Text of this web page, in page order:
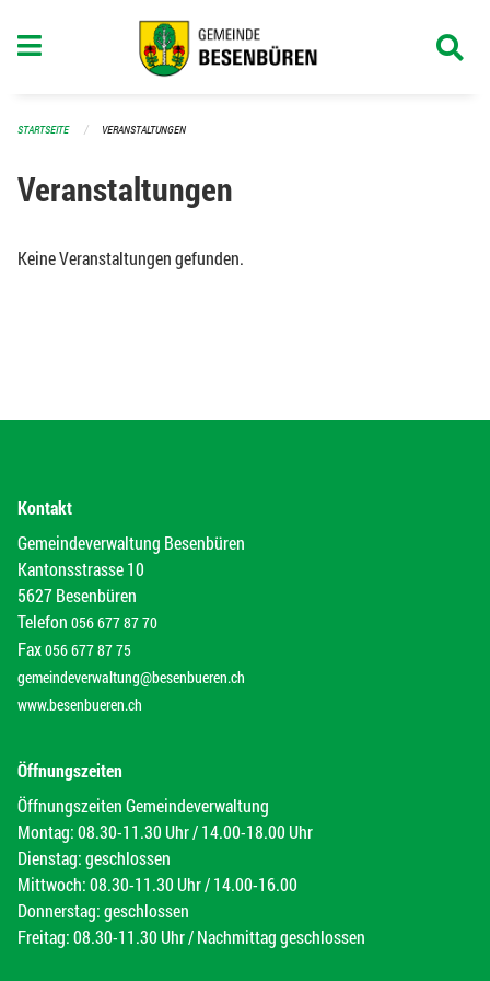
STARTSEITE VERANSTALTUNGEN
Veranstaltungen
Keine Veranstaltungen gefunden.
Kontakt
Gemeindeverwaltung Besenbüren
Kantonsstrasse 10
5627 Besenbüren
Telefon 056 677 87 70
Fax056 677 87 75
gemeindeverwaltung@besenbueren.ch
www.besenbueren.ch
Öffnungszeiten
Öffnungszeiten Gemeindeverwaltung
Montag: 08.30-11.30 Uhr / 14.00-18.00 Uhr
Dienstag: geschlossen
Mittwoch: 08.30-11.30 Uhr / 14.00-16.00
Donnerstag: geschlossen
Freitag: 08.30-11.30 Uhr / Nachmittag geschlossen